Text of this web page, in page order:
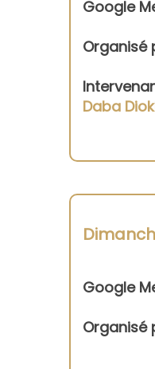
Google
Organisé
Daba
Google
Organisé